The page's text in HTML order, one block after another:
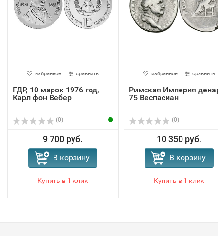
избранное сравнить
ГДР, 10 марок 1976 год,
Карл фон Вебер
(0)
9 700 руб.
В корзину
избранное сравнить
Римская Империя
75 Веспасиан
(0)
10 350 руб.
В корзину